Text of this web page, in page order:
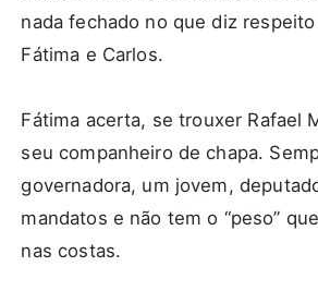
nada fechado no que diz respeito
Fátima e Carlos.
Fátima acerta, se trouxer Rafael
seu companheiro de chapa.
governadora, um jovem,
mandatos e não tem o “peso”
nas costas.